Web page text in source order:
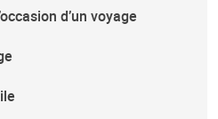
d’un voyage